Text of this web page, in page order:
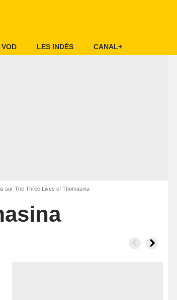
VOD LES INDÉS CANAL+
sur The Three Lives of Thomasina